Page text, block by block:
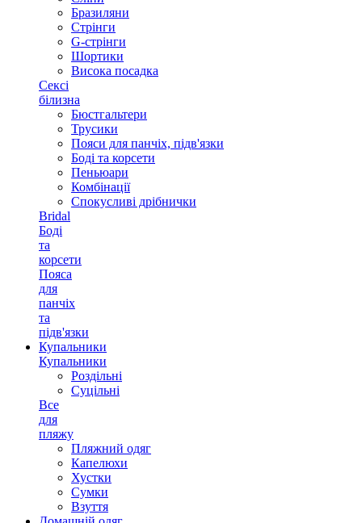
Бразиляни
Стрінги
G-стрінги
Шортики
Висока посадка
Сексі
білизна
Бюстгальтери
Трусики
Пояси для панчіх, підв'язки
Боді та корсети
Пеньюари
Комбінації
Спокусливі дрібнички
Bridal
Боді
та
корсети
Пояса
для
панчіх
та
підв'язки
Купальники
Купальники
Роздільні
Суцільні
Все
для
пляжу
Пляжний одяг
Капелюхи
Хустки
Сумки
Взуття